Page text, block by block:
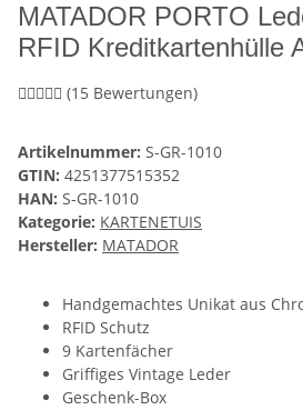
MATADOR PORTO
RFID Kreditkartenhülle
(15 Bewertungen)
Artikelnummer: S-GR-1010
GTIN: 4251377515352
HAN: S-GR-1010
Kategorie: KARTENETUIS
Hersteller: MATADOR
Handgemachtes Unikat aus
RFID Schutz
9 Kartenfächer
Griffiges Vintage Leder
Geschenk-Box